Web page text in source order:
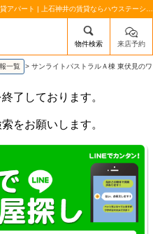
head-logo.png
物件検索 来店予約
一覧 > サンライトパストラルＡ棟 東伏見の
了しております。
をお願いします。